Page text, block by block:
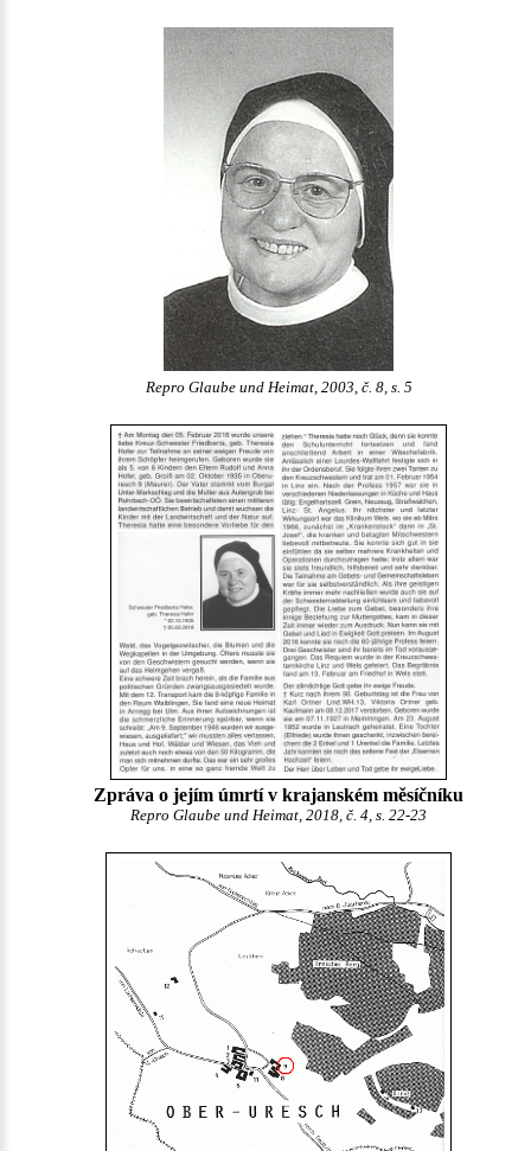
Repro Glaube und Heimat, 2003, č. 8, s. 5
Zpráva o jejím úmrtí v krajanském měsíčníku
Repro Glaube und Heimat, 2018, č. 4, s. 22-23